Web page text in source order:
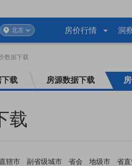
北京 房价行情 洞
数据下载
载 房源数据下载
载
辖市 副省级城市 省会 地级市 省